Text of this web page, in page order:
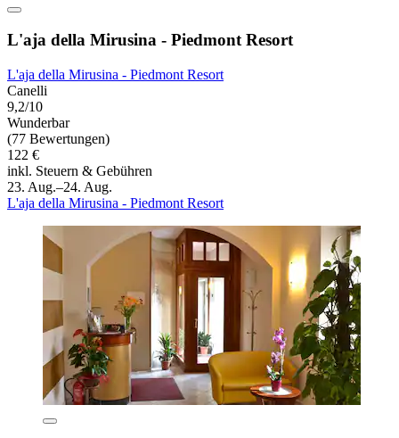
L'aja della Mirusina - Piedmont Resort
L'aja della Mirusina - Piedmont Resort
Canelli
9,2/10
Wunderbar
(77 Bewertungen)
122 €
inkl. Steuern & Gebühren
23. Aug.–24. Aug.
L'aja della Mirusina - Piedmont Resort